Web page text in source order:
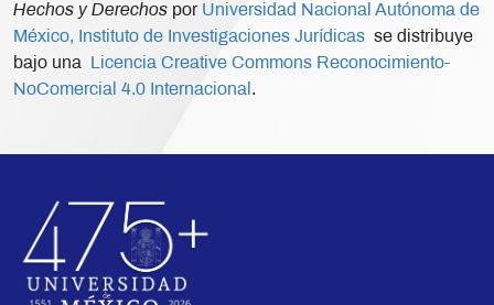
Hechos y Derechos por Universidad Nacional Autónoma de
México, Instituto de Investigaciones Jurídicas se distribuye
bajo una
Licencia Creative Commons Reconocimiento-
NoComercial 4.0 Internacional .